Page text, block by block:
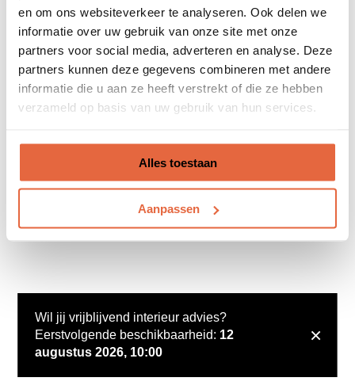
en om ons websiteverkeer te analyseren. Ook delen we
informatie over uw gebruik van onze site met onze
partners voor social media, adverteren en analyse. Deze
partners kunnen deze gegevens combineren met andere
informatie die u aan ze heeft verstrekt of die ze hebben
verzameld op basis van uw gebruik van hun services.
Alles toestaan
Aanpassen
Wil jij vrijblijvend interieur advies?
Eerstvolgende beschikbaarheid: 12
augustus 2026, 10:00
×